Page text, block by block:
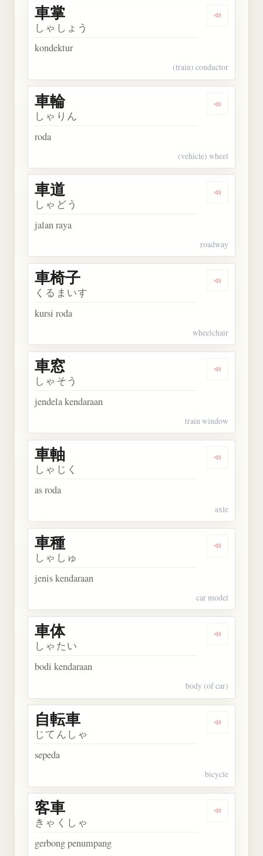
Dengarkan
車掌
しゃしょう
kondektur
(train) conductor
Dengarkan
車輪
しゃりん
roda
(vehicle) wheel
Dengarkan
車道
しゃどう
jalan raya
roadway
Dengarkan
車椅子
くるまいす
kursi roda
wheelchair
Dengarkan
車窓
しゃそう
jendela kendaraan
train window
Dengarkan
車軸
しゃじく
as roda
axle
Dengarkan
車種
しゃしゅ
jenis kendaraan
car model
Dengarkan
車体
しゃたい
bodi kendaraan
body (of car)
Dengarkan
自転車
じてんしゃ
sepeda
bicycle
Dengarkan
客車
きゃくしゃ
gerbong penumpang